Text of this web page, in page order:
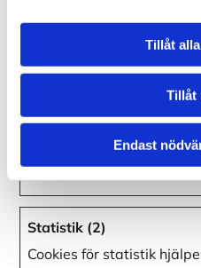
Tillåt
Tillåt
Endast
to
of
CookieCon Cookiebot
Statistik (2)
Cookies för statistik